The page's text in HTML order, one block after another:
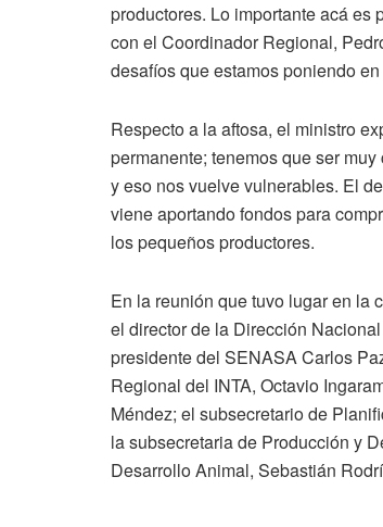
productores. Lo importante acá
con el Coordinador Regional,
desafíos que estamos poniendo en
Respecto a la aftosa, el ministro
permanente; tenemos que ser
y eso nos vuelve vulnerables. El
viene aportando fondos para
los pequeños productores.
En la reunión que tuvo lugar en la
el director de la Dirección
presidente del SENASA Carlos
Regional del INTA, Octavio
Méndez; el subsecretario de
la subsecretaria de Producción y
Desarrollo Animal, Sebastián